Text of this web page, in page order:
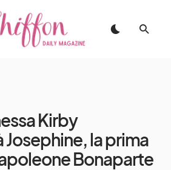
Kirby
la prima
Bonaparte